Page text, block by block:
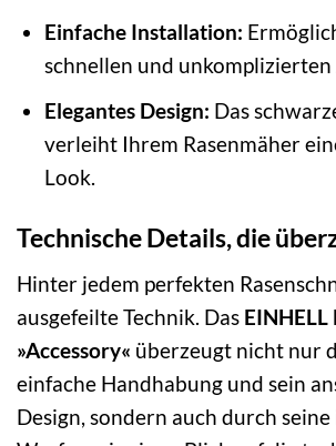
Einfache Installation:
schnellen und unkomplizierten
Elegantes Design: Das
verleiht Ihrem Rasenmäher
Look.
Technische Details, die
Hinter jedem perfekten
ausgefeilte Technik. Das EINHELL
»Accessory« überzeugt nicht nur
einfache Handhabung und sein
Design, sondern auch durch